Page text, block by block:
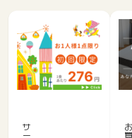
g
サ
ー
タ
お
買